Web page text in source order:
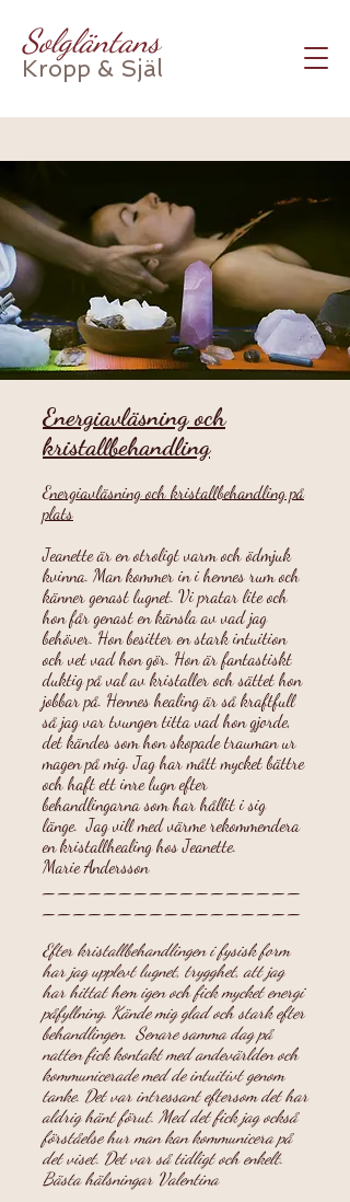
Solgläntans
Kropp & Själ
Energiavläsning och
kristallbehandling
Energiavläsning och kristallbehandling på
plats
Jeanette är en otroligt varm och ödmjuk
kvinna. Man kommer in i hennes rum och
känner genast lugnet. Vi pratar lite och
hon får genast en känsla av vad jag
behöver. Hon besitter en stark intuition
och vet vad hon gör. Hon är fantastiskt
duktig på val av kristaller och sättet hon
jobbar på. Hennes healing är så kraftfull
så jag var tvungen titta vad hon gjorde,
det kändes som hon skopade trauman ur
magen på mig. Jag har mått mycket bättre
och haft ett inre lugn efter
behandlingarna som har hållit i sig
länge. Jag vill med värme rekommendera
en kristallhealing hos Jeanette.
Marie Andersson
Efter kristallbehandlingen i fysisk form
har jag upplevt lugnet, trygghet, att jag
har hittat hem igen och fick mycket energi
påfyllning. Kände mig glad och stark efter
behandlingen. Senare samma dag på
natten fick kontakt med andevärlden och
kommunicerade med de intuitivt genom
tanke. Det var intressant eftersom det har
aldrig hänt förut. Med det fick jag också
förståelse hur man kan kommunicera på
det viset. Det var så tidligt och enkelt.
Bästa hälsningar Valentina